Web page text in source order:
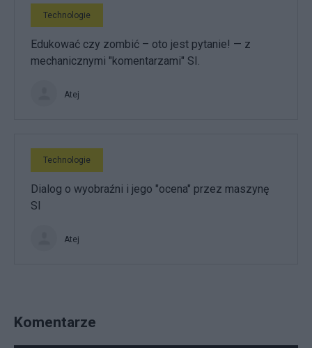
Technologie
Edukować czy zombić – oto jest pytanie! — z
mechanicznymi "komentarzami" SI.
Atej
Technologie
Dialog o wyobraźni i jego "ocena" przez maszynę
SI
Atej
Komentarze